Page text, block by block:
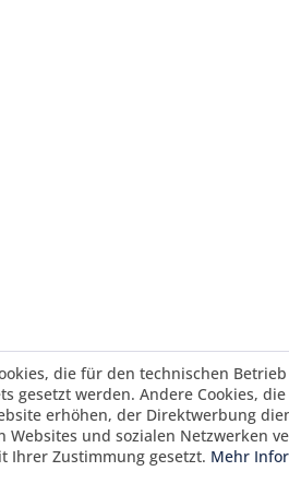
die für den technischen
gesetzt werden. Andere Cookies,
erhöhen, der Direktwerbung
Websites und sozialen Netzwerken
Ihrer Zustimmung gesetzt. Mehr